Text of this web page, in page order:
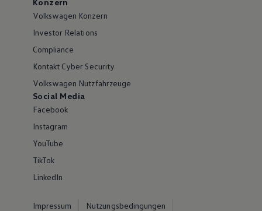
Konzern
Volkswagen Konzern
Investor Relations
Compliance
Kontakt Cyber Security
Volkswagen Nutzfahrzeuge
Social Media
Facebook
Instagram
YouTube
TikTok
LinkedIn
Impressum
Nutzungsbedingungen